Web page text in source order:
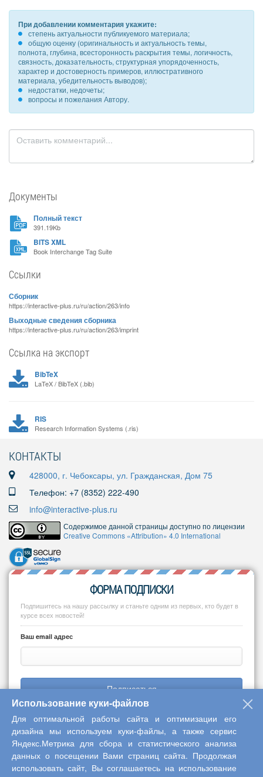
При добавлении комментария укажите:
степень актуальности публикуемого материала;
общую оценку (оригинальность и актуальность темы,
полнота, глубина, всесторонность раскрытия темы, логичность,
связность, доказательность, структурная упорядоченность,
характер и достоверность примеров, иллюстративного
материала, убедительность выводов);
недостатки, недочеты;
вопросы и пожелания Автору.
Документы
Полный текст
391.19Kb
BITS XML
Book Interchange Tag Suite
Ссылки
Сборник
https://interactive-plus.ru/ru/action/263/info
Выходные сведения сборника
https://interactive-plus.ru/ru/action/263/imprint
Ссылка на экспорт
BibTeX
LaTeX / BibTeX (.bib)
RIS
Research Information Systems (.ris)
КОНТАКТЫ
428000, г. Чебоксары, ул. Гражданская, Дом 75
Телефон: +7 (8352) 222-490
info@interactive-plus.ru
Содержимое данной страницы доступно по лицензии
Creative Commons «Attribution» 4.0 International
ФОРМА ПОДПИСКИ
Подпишитесь на нашу рассылку и станьте одним из первых, кто будет в
курсе всех новостей!
Ваш email адрес
Подписаться
Copyright © 2013-2026 Центр научного сотрудничества «Интерактив
плюс»
Использование куки-файлов
Для оптимальной работы сайта и оптимизации его
дизайна мы используем куки-файлы, а также сервис
Яндекс.Метрика для сбора и статистического анализа
данных о посещении Вами страниц сайта. Продолжая
использовать сайт, Вы соглашаетесь на использование